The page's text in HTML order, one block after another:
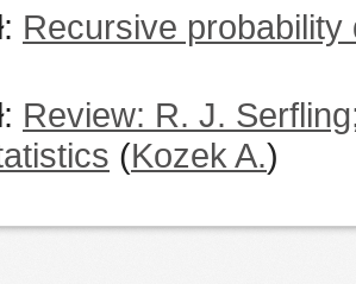
Recursive
Review: R. J.
(Kozek A.)